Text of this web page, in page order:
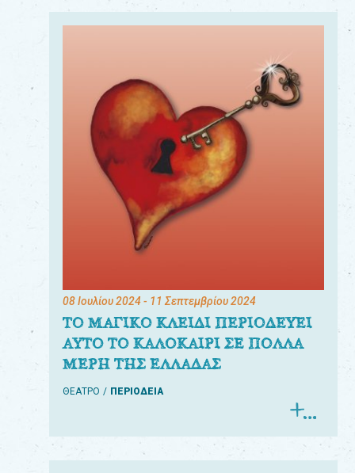
08 Ιουλίου 2024- 11 Σεπτεμβρίου 2024
ΤΟ ΜΑΓΙΚΟ ΚΛΕΙΔΙ ΠΕΡΙΟΔΕΥΕΙ
ΑΥΤΟ ΤΟ ΚΑΛΟΚΑΙΡΙ ΣΕ ΠΟΛΛΑ
ΜΕΡΗ ΤΗΣ ΕΛΛΑΔΑΣ
ΘΕΑΤΡΟ ΠΕΡΙΟΔΕΙΑ